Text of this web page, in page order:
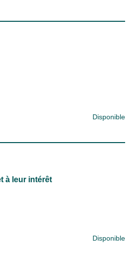
Disponible
à leur intérêt
Disponible